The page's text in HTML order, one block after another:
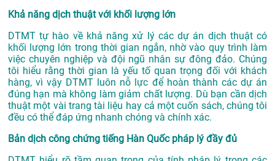
Khả năng dịch thuật với khối lượng lớn
DTMT tự hào về khả năng xử lý các dự án dịch thuật có
khối lượng lớn trong thời gian ngắn, nhờ vào quy trình làm
việc chuyên nghiệp và đội ngũ nhân sự đông đảo. Chúng
tôi hiểu rằng thời gian là yếu tố quan trọng đối với khách
hàng, vì vậy DTMT luôn nỗ lực để hoàn thành các dự án
đúng hạn mà không làm giảm chất lượng. Dù bạn cần dịch
thuật một vài trang tài liệu hay cả một cuốn sách, chúng tôi
đều có thể đáp ứng nhanh chóng và chính xác.
Bản dịch công chứng tiếng Hàn Quốc pháp lý đầy đủ